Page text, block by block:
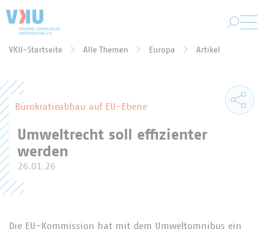
VKU-Startseite Alle Themen Europa Artikel
Bürokratieabbau auf EU-Ebene
Umweltrecht soll effizienter
werden
26.01.26
Die EU-Kommission hat mit dem Umweltomnibus ein